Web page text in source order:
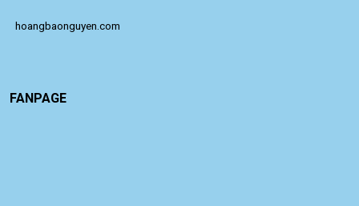
hoangbaonguyen.com
FANPAGE